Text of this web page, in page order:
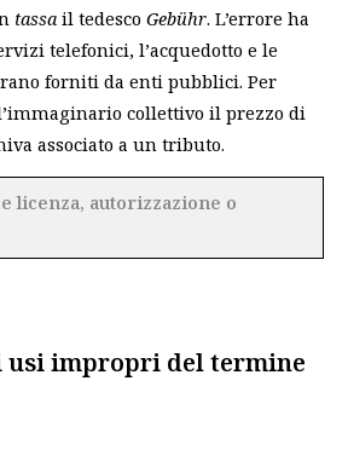
tassa il tedesco Gebühr. L’errore ha
telefonici, l’acquedotto e le
forniti da enti pubblici. Per
collettivo il prezzo di
associato a un tributo.
licenza, autorizzazione o
usi impropri del termine